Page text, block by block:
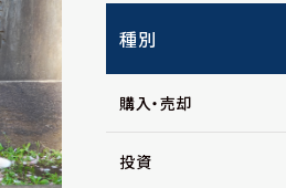
種別
購入・売却
投資